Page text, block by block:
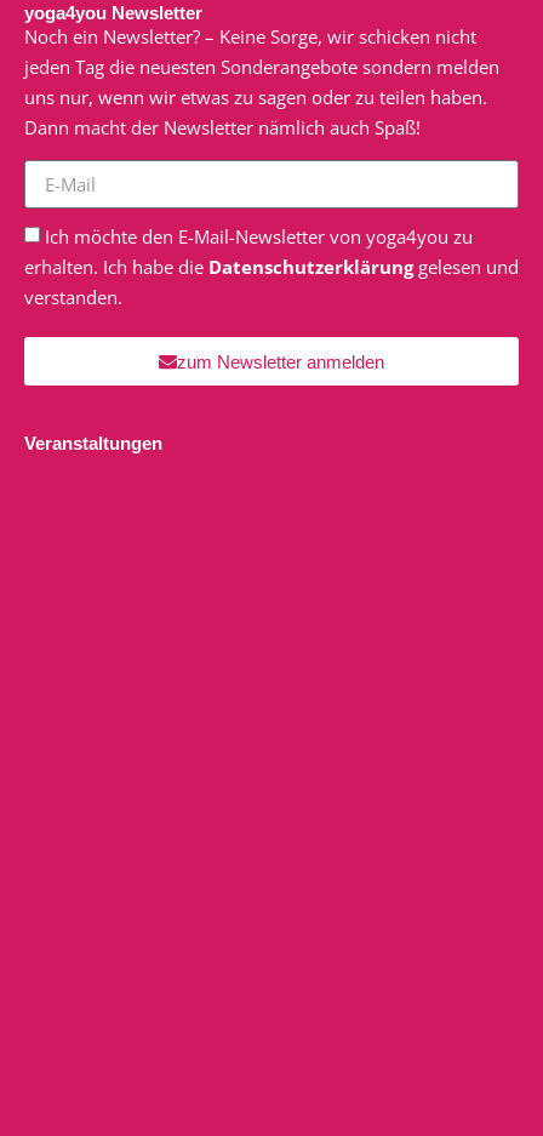
yoga4you Newsletter
Noch ein Newsletter? – Keine Sorge, wir schicken nicht
jeden Tag die neuesten Sonderangebote sondern melden
uns nur, wenn wir etwas zu sagen oder zu teilen haben.
Dann macht der Newsletter nämlich auch Spaß!
Ich möchte den E-Mail-Newsletter von yoga4you zu
erhalten. Ich habe die Datenschutzerklärunggelesen und
verstanden.
zum Newsletter anmelden
Veranstaltungen